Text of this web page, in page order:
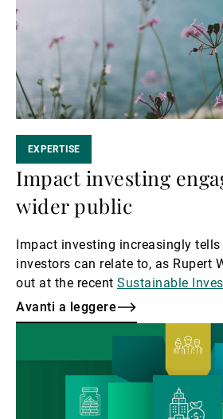
Gestori patrimoniali
Novità e
EXPERTISE
Impact investing
wider public
Impact investing increasingly
investors can relate to, as Rupert
out at the recent Sustainable
Avanti a leggere